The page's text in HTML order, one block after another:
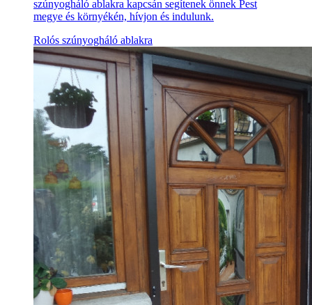
szúnyogháló ablakra kapcsán segítenek önnek Pest
megye és környékén, hívjon és indulunk.
Rolós szúnyogháló ablakra